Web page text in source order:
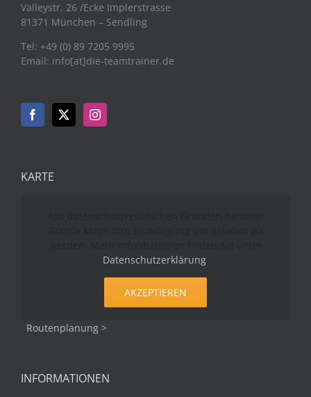
Valleystr. 26 /Ecke Implerstrasse
81371 München – Sendling
Tel: +49 (0) 89 7205 9995
Email: info[at]die-teamtrainer.de
KARTE
Datenschutzerklärung.
AKZEPTIEREN
Routenplanung >
INFORMATIONEN